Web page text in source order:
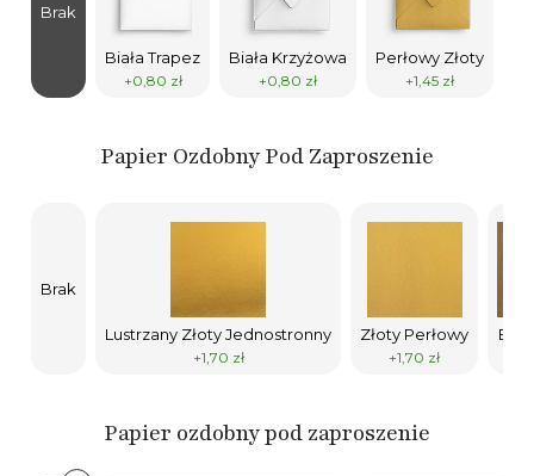
Brak
Biała Trapez
+0,80 zł
Biała Krzyżowa
+0,80 zł
Perłowy Złoty
+1,45 zł
Papier Ozdobny Pod Zaproszenie
Brak
Lustrzany Złoty Jednostronny
+1,70 zł
Złoty Perłowy
+1,70 zł
Papier ozdobny pod zaproszenie